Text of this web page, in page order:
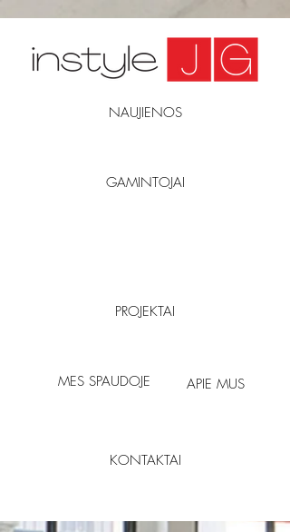
NAUJIENOS
GAMINTOJAI
PROJEKTAI
MES SPAUDOJE APIE MUS
KONTAKTAI